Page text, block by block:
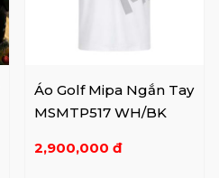
Áo Golf Mipa Ngắn Tay
MSMTP517 WH/BK
2,900,000 đ